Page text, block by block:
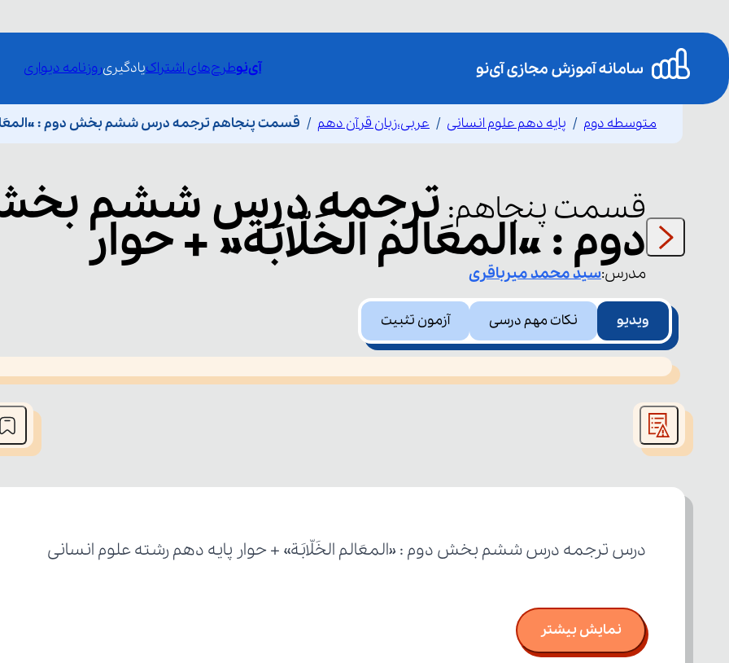
آی‌نوطرح‌های اشتراکیادگیریروزنامه دیواری
متوسطه دوم پایه دهم علوم انسانی عربی،زبان قرآن دهم قسمت پنجاهم ترجمه درس ششم بخش دوم : «المعَالم
قسمت پنجاهم: ترجمه درس ششم
دوم : «المعَالم الخَلّابَة» + حوار
مدرس:سید محمدمیرباقری
ویدیو نکات مهم درسی آزمون تثبیت
This
is
window.
درس ترجمه درس ششم بخش دوم : «المعَالم الخَلّابَة» + حوار پایه دهم رشته علوم انسانی
نمایش بیشتر